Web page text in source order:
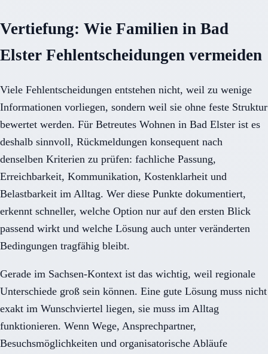
Vertiefung: Wie Familien in Bad
Elster Fehlentscheidungen vermeiden
Viele Fehlentscheidungen entstehen nicht, weil zu wenige
Informationen vorliegen, sondern weil sie ohne feste Struktur
bewertet werden. Für Betreutes Wohnen in Bad Elster ist es
deshalb sinnvoll, Rückmeldungen konsequent nach
denselben Kriterien zu prüfen: fachliche Passung,
Erreichbarkeit, Kommunikation, Kostenklarheit und
Belastbarkeit im Alltag. Wer diese Punkte dokumentiert,
erkennt schneller, welche Option nur auf den ersten Blick
passend wirkt und welche Lösung auch unter veränderten
Bedingungen tragfähig bleibt.
Gerade im Sachsen-Kontext ist das wichtig, weil regionale
Unterschiede groß sein können. Eine gute Lösung muss nicht
exakt im Wunschviertel liegen, sie muss im Alltag
funktionieren. Wenn Wege, Ansprechpartner,
Besuchsmöglichkeiten und organisatorische Abläufe